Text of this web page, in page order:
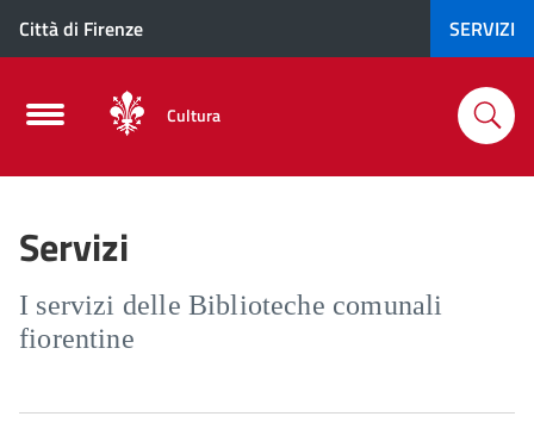
Città di Firenze SERVIZI
Cultura
Servizi
I servizi delle Biblioteche comunali
fiorentine